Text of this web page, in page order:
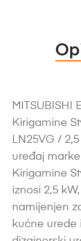
MITSUBISHI
Kirigamine
LN25VG /
uređaj
Kirigamine
iznosi 2,5
namijenjen
kućne urede